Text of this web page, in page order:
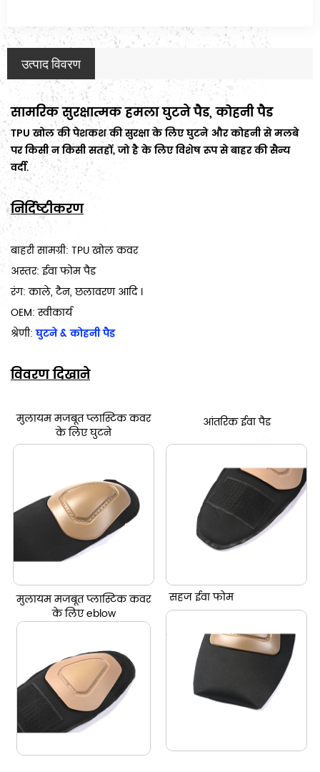
उत्पाद विवरण
सामरिक सुरक्षात्मक हमला घुटने पैड, कोहनी पैड
TPU खोल की पेशकश की सुरक्षा के लिए घुटने और कोहनी से मलबे
पर किसी न किसी सतहों, जो है के लिए विशेष रूप से बाहर की सैन्य
वर्दी.
निर्दिष्टीकरण
बाहरी सामग्री: TPU खोल कवर
अस्तर: ईवा फोम पैड
रंग: काले, टैन, छलावरण आदि ।
OEM: स्वीकार्य
श्रेणी:घुटने & कोहनी पैड
विवरण दिखाने
मुलायम मजबूत प्लास्टिक कवर
के लिए घुटने
आंतरिक ईवा पैड
मुलायम मजबूत प्लास्टिक कवर
के लिए eblow
सहज ईवा फोम